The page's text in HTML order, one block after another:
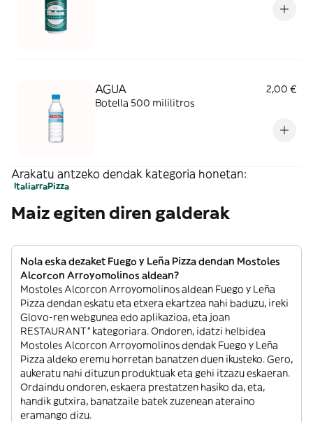
AGUA
2,00 €
Botella 500 mililitros
Arakatu antzeko dendak kategoria honetan:
ItaliarraPizza
Maiz egiten diren galderak
Nola eska dezaket Fuego y Leña Pizza dendan Mostoles
Alcorcon Arroyomolinos aldean?
Mostoles Alcorcon Arroyomolinos aldean Fuego y Leña
Pizza dendan eskatu eta etxera ekartzea nahi baduzu, ireki
Glovo-ren webgunea edo aplikazioa, eta joan
RESTAURANT” kategoriara. Ondoren, idatzi helbidea
Mostoles Alcorcon Arroyomolinos dendak Fuego y Leña
Pizza aldeko eremu horretan banatzen duen ikusteko. Gero,
aukeratu nahi dituzun produktuak eta gehi itzazu eskaeran.
Ordaindu ondoren, eskaera prestatzen hasiko da, eta,
handik gutxira, banatzaile batek zuzenean ateraino
eramango dizu.